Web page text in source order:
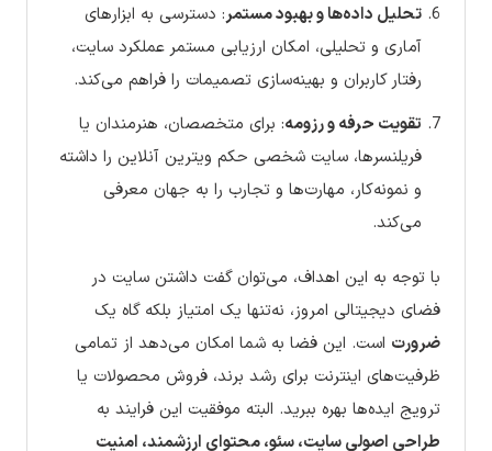
تحلیل داده‌ها و بهبود مستمر: دسترسی به ابزارهای
آماری و تحلیلی، امکان ارزیابی مستمر عملکرد سایت،
رفتار کاربران و بهینه‌سازی تصمیمات را فراهم می‌کند.
تقویت حرفه و رزومه: برای متخصصان، هنرمندان یا
فریلنسرها، سایت شخصی حکم ویترین آنلاین را داشته
و نمونه‌کار، مهارت‌ها و تجارب را به جهان معرفی
می‌کند.
با توجه به این اهداف، می‌توان گفت داشتن سایت در
فضای دیجیتالی امروز، نه‌تنها یک امتیاز بلکه گاه یک
ضرورت است. این فضا به شما امکان می‌دهد از تمامی
ظرفیت‌های اینترنت برای رشد برند، فروش محصولات یا
ترویج ایده‌ها بهره ببرید. البته موفقیت این فرایند به
طراحی اصولی سایت، سئو، محتوای ارزشمند، امنیت